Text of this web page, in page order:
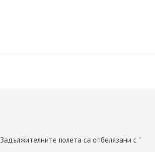
Задължителните полета са отбелязани с *